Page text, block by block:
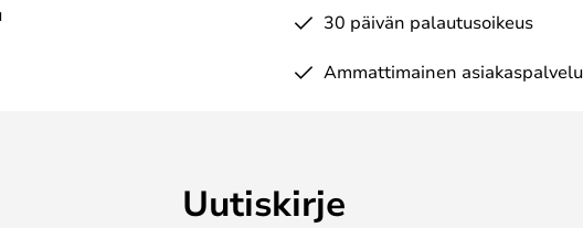
30 päivän palautusoikeus
Ammattimainen asiakaspalvelu
Uutiskirje